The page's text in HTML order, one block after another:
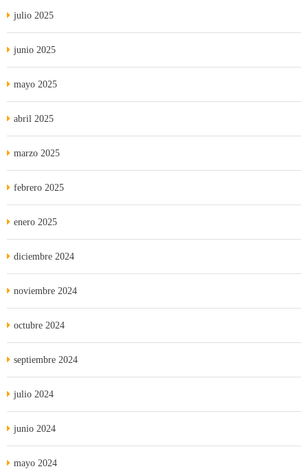
julio 2025
junio 2025
mayo 2025
abril 2025
marzo 2025
febrero 2025
enero 2025
diciembre 2024
noviembre 2024
octubre 2024
septiembre 2024
julio 2024
junio 2024
mayo 2024